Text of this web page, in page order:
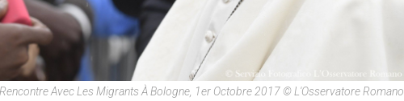
Rencontre Avec Les Migrants À Bologne, 1er Octobre 2017 © L'Osservatore Romano